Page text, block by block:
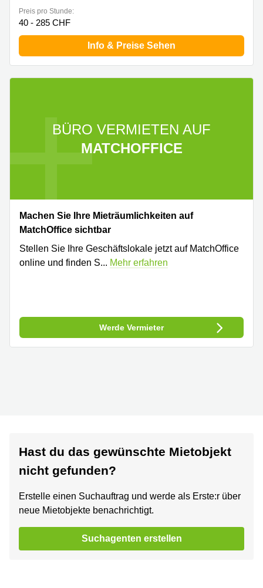
Preis pro Stunde:
40 - 285 CHF
Info & Preise Sehen
BÜRO VERMIETEN AUF
MATCHOFFICE
Machen Sie Ihre Mieträumlichkeiten auf
MatchOffice sichtbar
Stellen Sie Ihre Geschäftslokale jetzt auf MatchOffice
online und finden S... Mehr erfahren
Werde Vermieter
Hast du das gewünschte Mietobjekt
nicht gefunden?
Erstelle einen Suchauftrag und werde als Erste:r über
neue Mietobjekte benachrichtigt.
Suchagenten erstellen